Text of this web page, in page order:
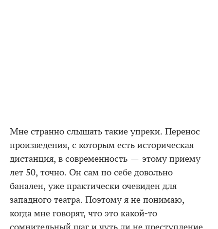
Мне странно слышать такие упреки. Перенос
произведения, с которым есть историческая
дистанция, в современность — этому приему
лет 50, точно. Он сам по себе довольно
банален, уже практически очевиден для
западного театра. Поэтому я не понимаю,
когда мне говорят, что это какой-то